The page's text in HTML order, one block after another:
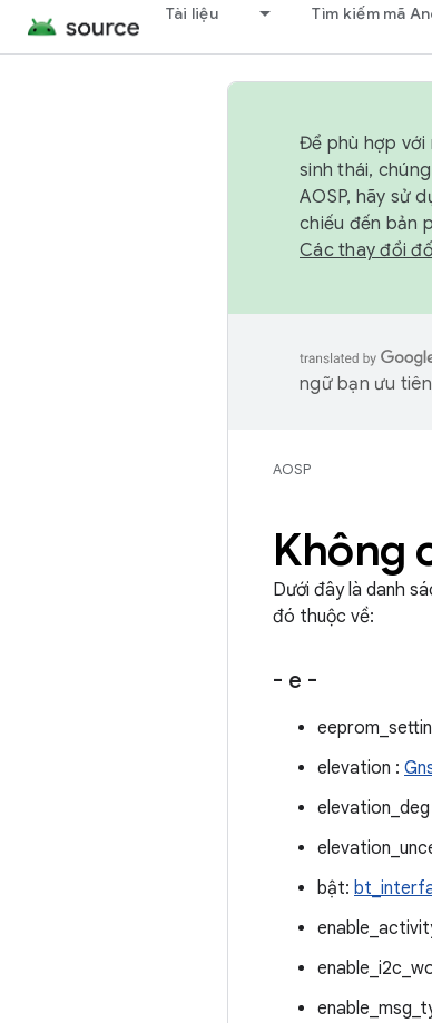
Tài liệu Tìm kiếm mã
Để phù hợp với
sinh thái,
AOSP, hãy sử
chiếu đến bản
Các thay đổi
ngữ bạn ưu
AOSP
Không
Dưới đây là danh
đó thuộc về:
- e -
elevation :
elevation_deg
bật: